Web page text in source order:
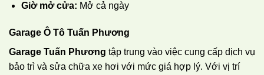
Giờ mở cửa: Mở cả ngày
Garage Ô Tô Tuấn Phương
Garage Tuấn Phương tập trung vào việc cung cấp dịch vụ
bảo trì và sửa chữa xe hơi với mức giá hợp lý. Với vị trí